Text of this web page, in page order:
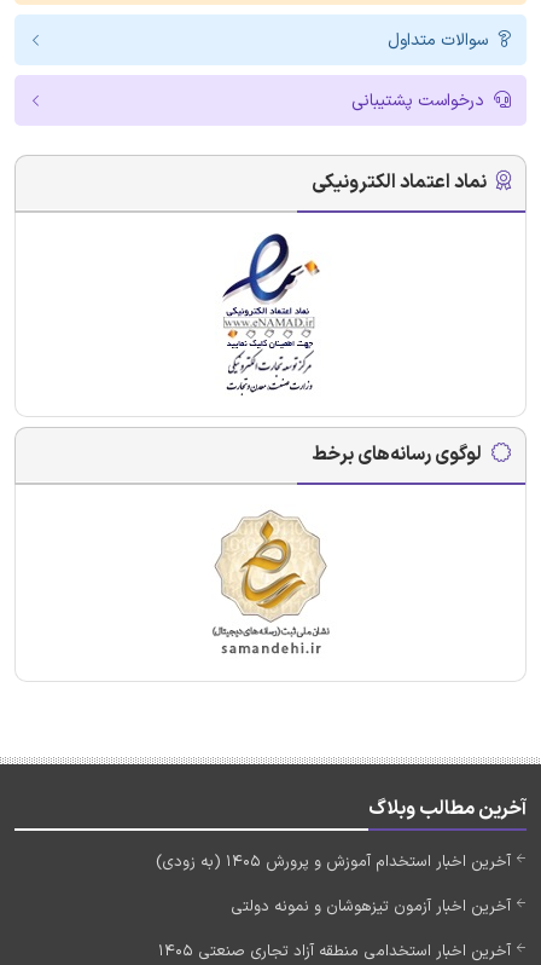
سوالات متداول
درخواست پشتیبانی
نماد اعتماد الکترونیکی
لوگوی رسانه‌های برخط
آخرین مطالب وبلاگ
آخرین اخبار استخدام آموزش و پرورش 1405 (به زودی)
آخرین اخبار آزمون تیزهوشان و نمونه دولتی
آخرین اخبار استخدامی منطقه آزاد تجاری صنعتی 1405